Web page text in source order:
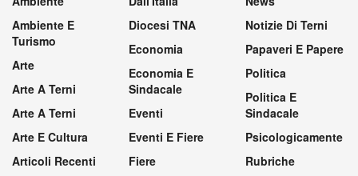
Ambiente E
Turismo
Arte
Arte A Terni
Arte A Terni
Arte E Cultura
Articoli Recenti
Diocesi TNA
Economia
Economia E
Sindacale
Eventi
Eventi E Fiere
Fiere
Notizie Di Terni
Papaveri E Papere
Politica
Politica E
Sindacale
Psicologicamente
Rubriche